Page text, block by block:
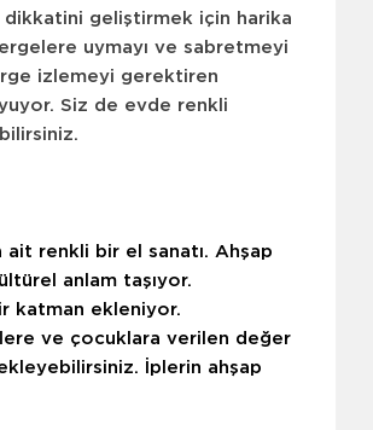
geliştirmek için harika
uymayı ve sabretmeyi
izlemeyi gerektiren
Siz de evde renkli
ait renkli bir el sanatı. Ahşap
anlam taşıyor.
katman ekleniyor.
ve çocuklara verilen değer
İplerin ahşap